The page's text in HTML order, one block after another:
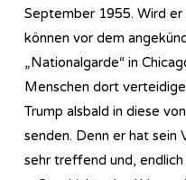
September 1955. Wird
können vor dem
„Nationalgarde“ in
Menschen dort
Trump alsbald in diese
senden. Denn er hat sein
sehr treffend und,